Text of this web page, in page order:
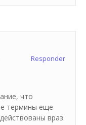
Responder
что
термины еще
враз